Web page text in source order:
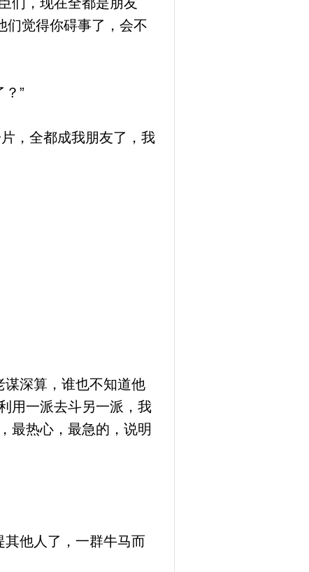
们觉得你碍事了，会不
”
，全都成我朋友了，我
深算，谁也不知道他
用一派去斗另一派，我
最热心，最急的，说明
他人了，一群牛马而